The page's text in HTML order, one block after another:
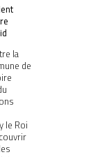
la
de
le Roi